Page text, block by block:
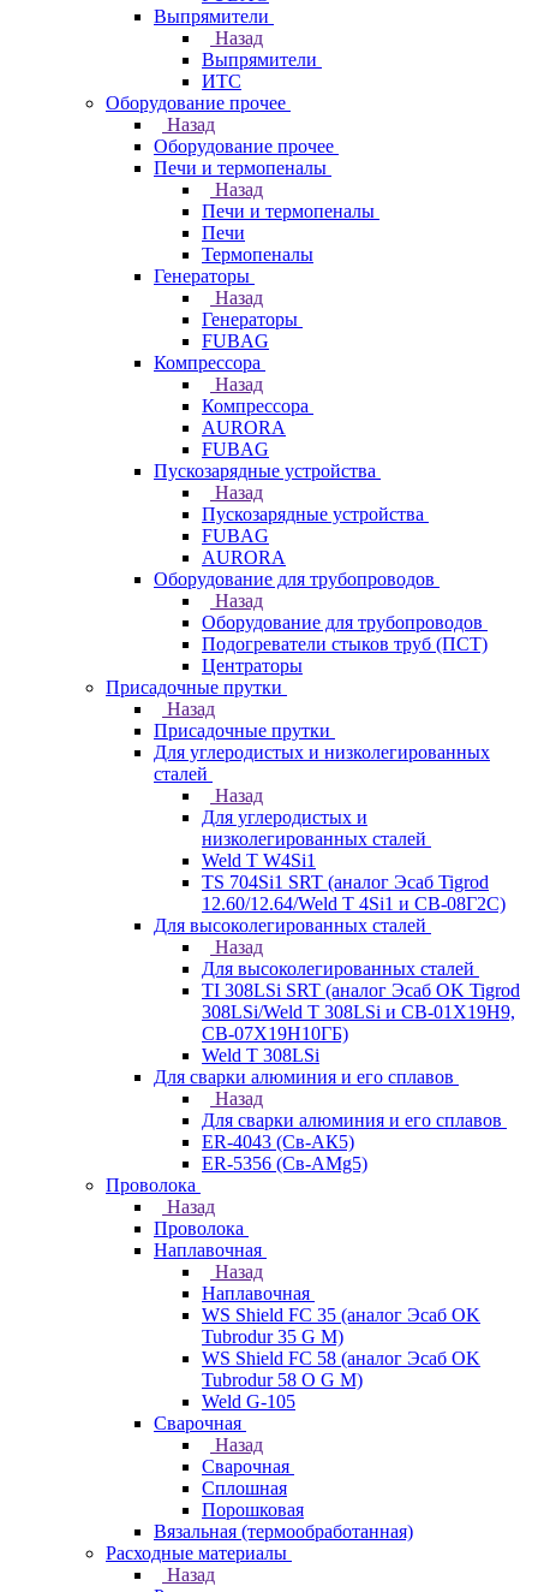
Выпрямители
Назад
Выпрямители
ИТС
Оборудование прочее
Назад
Оборудование прочее
Печи и термопеналы
Назад
Печи и термопеналы
Печи
Термопеналы
Генераторы
Назад
Генераторы
FUBAG
Компрессора
Назад
Компрессора
AURORA
FUBAG
Пускозарядные устройства
Назад
Пускозарядные устройства
FUBAG
AURORA
Оборудование для трубопроводов
Назад
Оборудование для трубопроводов
Подогреватели стыков труб (ПСТ)
Центраторы
Присадочные прутки
Назад
Присадочные прутки
Для углеродистых и низколегированных
сталей
Назад
Для углеродистых и
низколегированных сталей
Weld T W4Si1
TS 704Si1 SRT (аналог Эсаб Tigrod
12.60/12.64/Weld T 4Si1 и СВ-08Г2С)
Для высоколегированных сталей
Назад
Для высоколегированных сталей
TI 308LSi SRT (аналог Эсаб OK Tigrod
308LSi/Weld T 308LSi и СВ-01Х19Н9,
СВ-07Х19Н10ГБ)
Weld T 308LSi
Для сварки алюминия и его сплавов
Назад
Для сварки алюминия и его сплавов
ER-4043 (Св-АК5)
ER-5356 (Св-АМg5)
Проволока
Назад
Проволока
Наплавочная
Назад
Наплавочная
WS Shield FC 35 (аналог Эсаб OK
Tubrodur 35 G M)
WS Shield FC 58 (аналог Эсаб OK
Tubrodur 58 O G M)
Weld G-105
Сварочная
Назад
Сварочная
Сплошная
Порошковая
Вязальная (термообработанная)
Расходные материалы
Назад